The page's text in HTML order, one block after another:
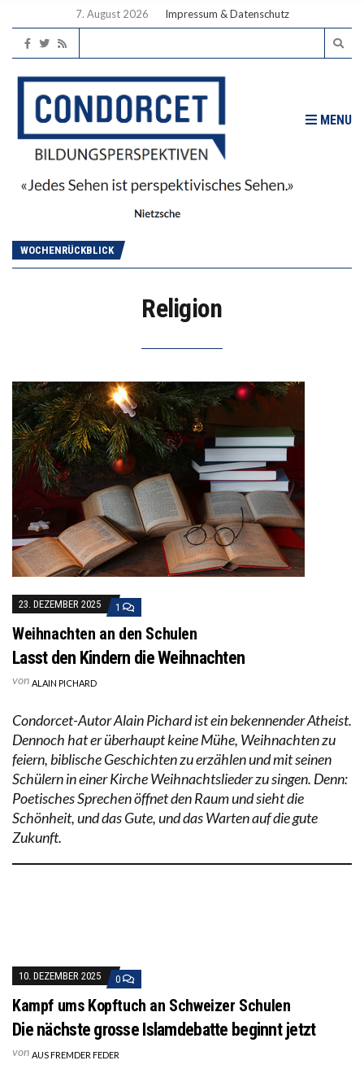
7. August 2026 Impressum & Datenschutz
MENU
WOCHENRÜCKBLICK
Religion
23. DEZEMBER 2025 1
Weihnachten an den Schulen
Lasst den Kindern die Weihnachten
von ALAIN PICHARD
Condorcet-Autor Alain Pichard ist ein bekennender Atheist.
Dennoch hat er überhaupt keine Mühe, Weihnachten zu
feiern, biblische Geschichten zu erzählen und mit seinen
Schülern in einer Kirche Weihnachtslieder zu singen. Denn:
Poetisches Sprechen öffnet den Raum und sieht die
Schönheit, und das Gute, und das Warten auf die gute
Zukunft.
10. DEZEMBER 2025 0
Kampf ums Kopftuch an Schweizer Schulen
Die nächste grosse Islamdebatte beginnt jetzt
von AUS FREMDER FEDER